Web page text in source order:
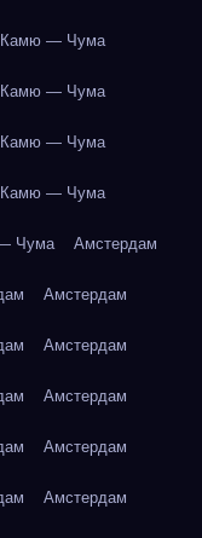
Камю — Чума
Камю — Чума
Камю — Чума
Камю — Чума
Чума Амстердам
Амстердам
Амстердам
Амстердам
Амстердам
Амстердам